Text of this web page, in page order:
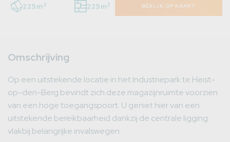
225m2 225m2 BEKIJK OP KAART
Omschrijving
Op een uitstekende locatie in het Industriepark te Heist-
op-den-Berg bevindt zich deze magazijnruimte voorzien
van een hoge toegangspoort. U geniet hier van een
uitstekende bereikbaarheid dankzij de centrale ligging
vlakbij belangrijke invalswegen.